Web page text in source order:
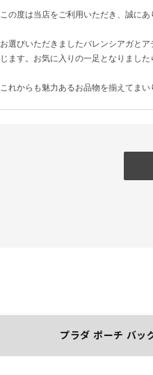
プラダ ポーチ
この度は当店をご利用いただき、誠にあ
お選びいただきましたバレンシアガと
じます。お気に入りの一足となりました
これからも魅力あるお品物を揃えてま